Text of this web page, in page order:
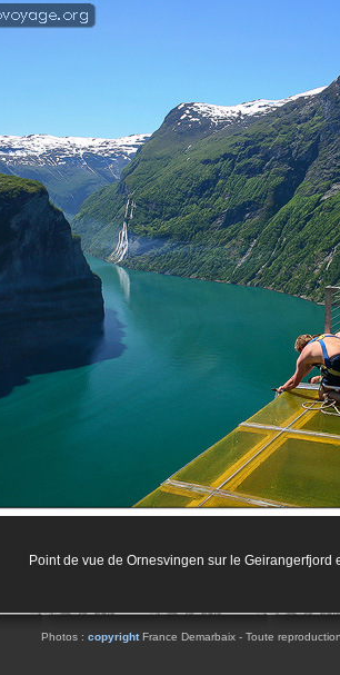
Point de vue de Ornesvingen sur le Geirangerfjord
Photos : copyrightFrance Demarbaix - Toute